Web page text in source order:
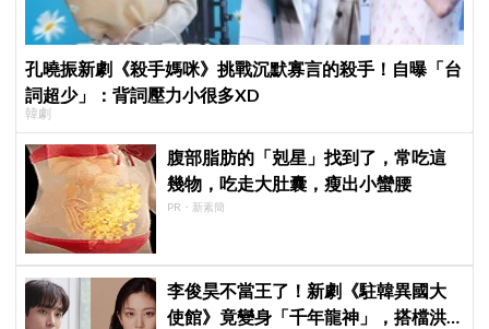
孔曉振新劇《殺手媽咪》挑戰沉默寡言的殺手！自曝「台
詞超少」：背詞壓力小很多XD
韓劇
腹部脂肪的「剋星」找到了，常吃這
幾物，吃走大肚囊，瘦出小蠻腰
PR・新素簡
李俊昊不當王了！新劇《駐韓異國大
使館》竟變身「千年龍神」，搭檔洪